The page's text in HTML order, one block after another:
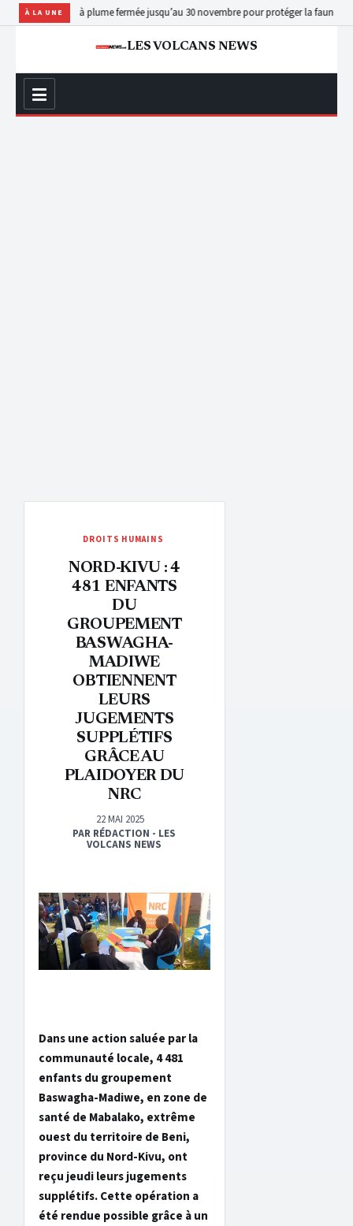
À LA UNE
et à plume fermée jusqu’au 30 novembre pour protéger la fauneIturi : en
LES VOLCANS NEWS
DROITS HUMAINS
NORD-KIVU : 4
481 ENFANTS
DU
GROUPEMENT
BASWAGHA-
MADIWE
OBTIENNENT
LEURS
JUGEMENTS
SUPPLÉTIFS
GRÂCE AU
PLAIDOYER DU
NRC
22 MAI 2025
PAR RÉDACTION - LES
VOLCANS NEWS
Dans une action saluée par la
communauté locale, 4 481
enfants du groupement
Baswagha-Madiwe, en zone de
santé de Mabalako, extrême
ouest du territoire de Beni,
province du Nord-Kivu, ont
reçu jeudi leurs jugements
supplétifs. Cette opération a
été rendue possible grâce à un